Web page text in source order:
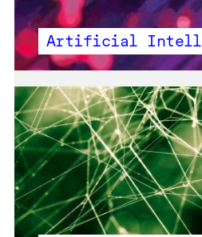
Artificial